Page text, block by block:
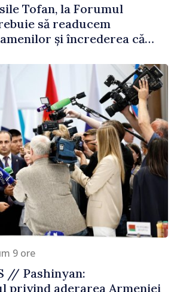
Tofan, la Forumul
să readucem
și încrederea că
9 ore
// Pashinyan:
privind aderarea Armeniei